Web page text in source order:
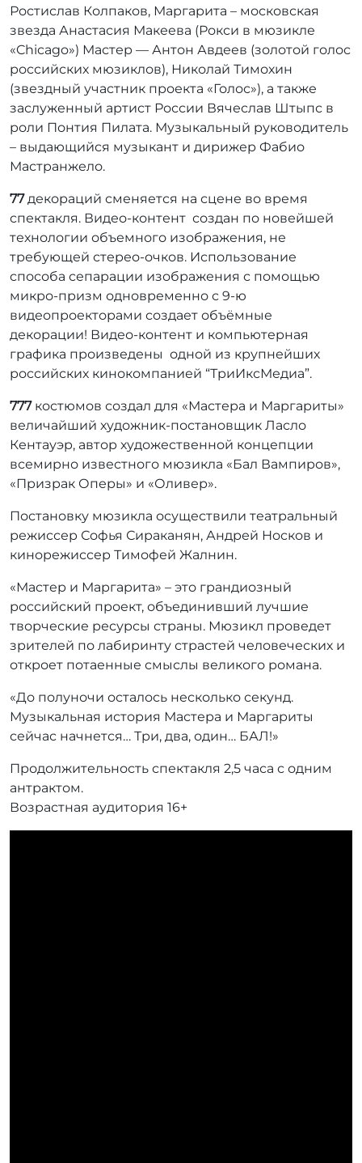
Ростислав Колпаков, Маргарита – московская
звезда Анастасия Макеева (Рокси в мюзикле
«Chicago») Мастер — Антон Авдеев (золотой голос
российских мюзиклов), Николай Тимохин
(звездный участник проекта «Голос»), а также
заслуженный артист России Вячеслав Штыпс в
роли Понтия Пилата. Музыкальный руководитель
– выдающийся музыкант и дирижер Фабио
Мастранжело.
77декораций сменяется на сцене во время
спектакля. Видео-контент создан по новейшей
технологии объемного изображения, не
требующей стерео-очков. Использование
способа сепарации изображения с помощью
микро-призм одновременно с 9-ю
видеопроекторами создает объёмные
декорации! Видео-контент и компьютерная
графика произведены одной из крупнейших
российских кинокомпанией “ТриИксМедиа”.
777 костюмов создал для «Мастера и Маргариты»
величайший художник-постановщик Ласло
Кентауэр, автор художественной концепции
всемирно известного мюзикла «Бал Вампиров»,
«Призрак Оперы» и «Оливер».
Постановку мюзикла осуществили театральный
режиссер Софья Сираканян, Андрей Носков и
кинорежиссер Тимофей Жалнин.
«Мастер и Маргарита» – это грандиозный
российский проект, объединивший лучшие
творческие ресурсы страны. Мюзикл проведет
зрителей по лабиринту страстей человеческих и
откроет потаенные смыслы великого романа.
«До полуночи осталось несколько секунд.
Музыкальная история Мастера и Маргариты
сейчас начнется… Три, два, один… БАЛ!»
Продолжительность спектакля 2,5 часа с одним
антрактом.
Возрастная аудитория 16+